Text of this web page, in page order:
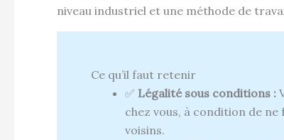
niveau industriel et une méthode de
Ce qu’il faut retenir
✅ Légalité sous conditions :
chez vous, à condition de
voisins.